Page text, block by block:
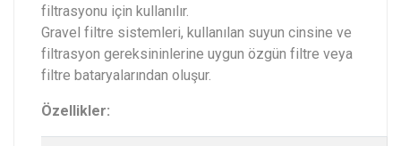
filtrasyonu için kullanılır.
Gravel filtre sistemleri, kullanılan suyun cinsine ve
filtrasyon gereksininlerine uygun özgün filtre veya
filtre bataryalarından oluşur.
Özellikler: